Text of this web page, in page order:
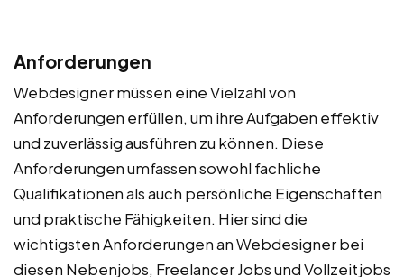
Anforderungen
Webdesigner müssen eine Vielzahl von
Anforderungen erfüllen, um ihre Aufgaben effektiv
und zuverlässig ausführen zu können. Diese
Anforderungen umfassen sowohl fachliche
Qualifikationen als auch persönliche Eigenschaften
und praktische Fähigkeiten. Hier sind die
wichtigsten Anforderungen an Webdesigner bei
diesen Nebenjobs, Freelancer Jobs und Vollzeitjobs